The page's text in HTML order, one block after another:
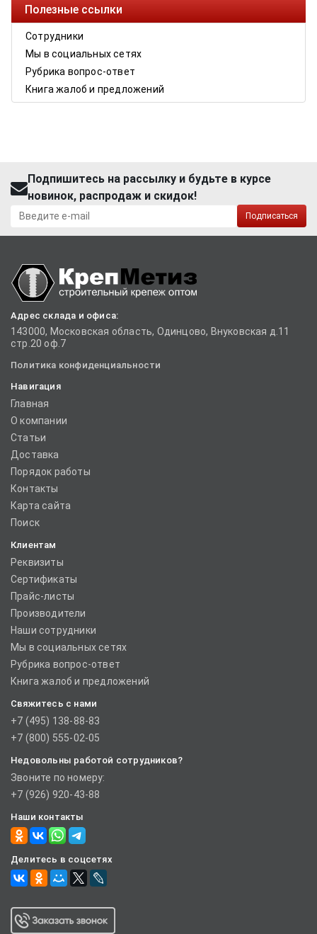
Полезные ссылки
Сотрудники
Мы в социальных сетях
Рубрика вопрос-ответ
Книга жалоб и предложений
Подпишитесь на рассылку и будьте в курсе
новинок, распродаж и скидок!
Подписаться
Адрес склада и офиса:
143000, Московская область, Одинцово, Внуковская д.11
стр.20 оф.7
Политика конфиденциальности
Навигация
Главная
О компании
Статьи
Доставка
Порядок работы
Контакты
Карта сайта
Поиск
Клиентам
Реквизиты
Сертификаты
Прайс-листы
Производители
Наши сотрудники
Мы в социальных сетях
Рубрика вопрос-ответ
Книга жалоб и предложений
Свяжитесь с нами
+7 (495) 138-88-83
+7 (800) 555-02-05
Недовольны работой сотрудников?
Звоните по номеру:
+7 (926) 920-43-88
Наши контакты
Делитесь в соцсетях